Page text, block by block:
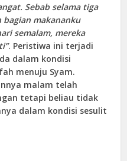
Sebab selama tiga
makananku
semalam, mereka
. Peristiwa ini terjadi
dalam kondisi
menuju Syam.
malam telah
tetapi beliau tidak
dalam kondisi sesulit